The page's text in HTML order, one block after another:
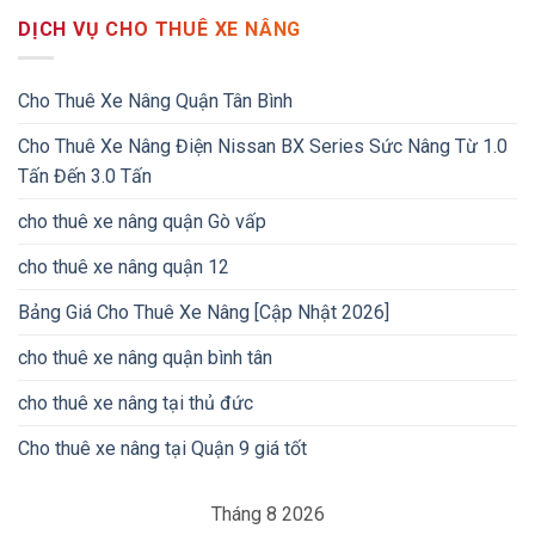
DỊCH VỤ CHO THUÊ XE NÂNG
Cho Thuê Xe Nâng Quận Tân Bình
Cho Thuê Xe Nâng Điện Nissan BX Series Sức Nâng Từ 1.0
Tấn Đến 3.0 Tấn
cho thuê xe nâng quận Gò vấp
cho thuê xe nâng quận 12
Bảng Giá Cho Thuê Xe Nâng [Cập Nhật 2026]
cho thuê xe nâng quận bình tân
cho thuê xe nâng tại thủ đức
Cho thuê xe nâng tại Quận 9 giá tốt
Tháng 8 2026